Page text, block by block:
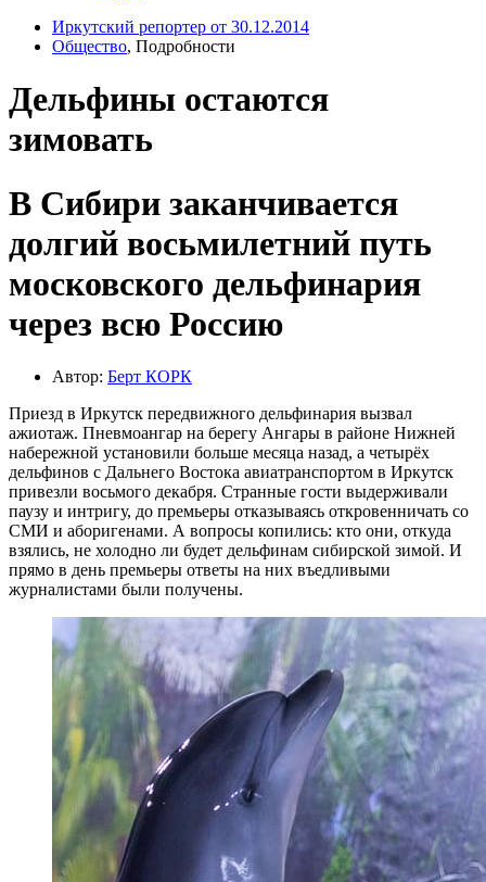
Иркутский репортер от 30.12.2014
Общество, Подробности
Дельфины остаются
зимовать
В Сибири заканчивается
долгий восьмилетний путь
московского дельфинария
через всю Россию
Автор: Берт КОРК
Приезд в Иркутск передвижного дельфинария вызвал
ажиотаж. Пневмоангар на берегу Ангары в районе Нижней
набережной установили больше месяца назад, а четырёх
дельфинов с Дальнего Востока авиатранспортом в Иркутск
привезли восьмого декабря. Странные гости выдерживали
паузу и интригу, до премьеры отказываясь откровенничать со
СМИ и аборигенами. А вопросы копились: кто они, откуда
взялись, не холодно ли будет дельфинам сибирской зимой. И
прямо в день премьеры ответы на них въедливыми
журналистами были получены.